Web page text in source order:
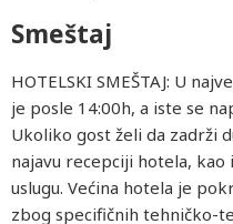
Smeštaj
HOTELSKI SMEŠTAJ: U
je posle 14:00h, a iste se
Ukoliko gost želi da zadrži
najavu recepciji hotela, kao
uslugu. Većina hotela je
zbog specifičnih tehničko-